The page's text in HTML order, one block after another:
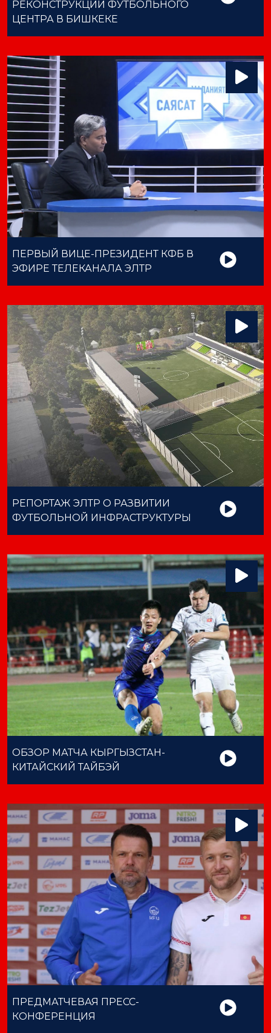
РЕКОНСТРУКЦИИ ФУТБОЛЬНОГО
ЦЕНТРА В БИШКЕКЕ
ПЕРВЫЙ ВИЦЕ-ПРЕЗИДЕНТ КФБ В
ЭФИРЕ ТЕЛЕКАНАЛА ЭЛТР
РЕПОРТАЖ ЭЛТР О РАЗВИТИИ
ФУТБОЛЬНОЙ ИНФРАСТРУКТУРЫ
ОБЗОР МАТЧА КЫРГЫЗСТАН-
КИТАЙСКИЙ ТАЙБЭЙ
ПРЕДМАТЧЕВАЯ ПРЕСС-
КОНФЕРЕНЦИЯ